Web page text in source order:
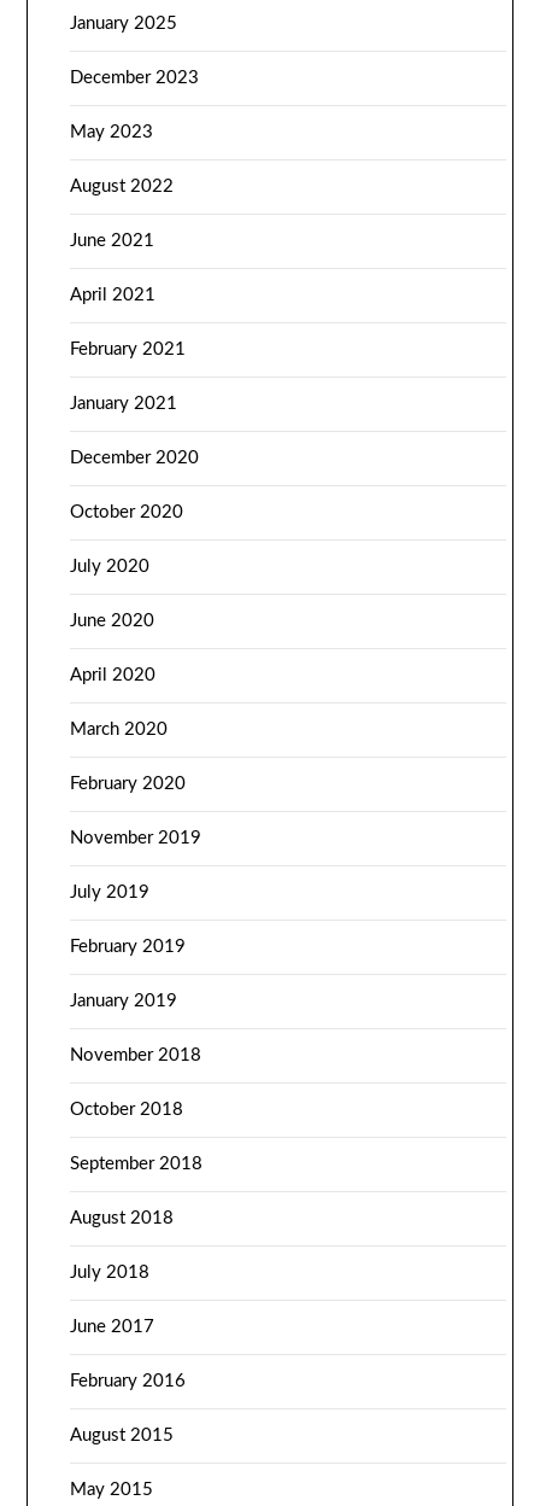
January 2025
December 2023
May 2023
August 2022
June 2021
April 2021
February 2021
January 2021
December 2020
October 2020
July 2020
June 2020
April 2020
March 2020
February 2020
November 2019
July 2019
February 2019
January 2019
November 2018
October 2018
September 2018
August 2018
July 2018
June 2017
February 2016
August 2015
May 2015